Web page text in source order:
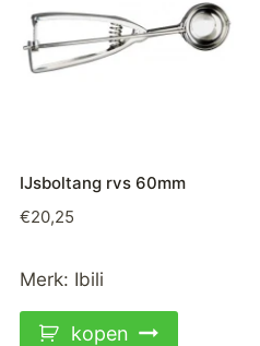
IJsboltang rvs 60mm
€20,25
Merk: Ibili
kopen